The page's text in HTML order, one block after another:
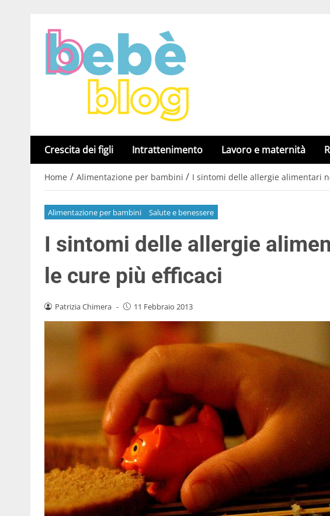
Crescita dei figli Intrattenimento Lavoro e maternità
Home / Alimentazione per bambini / I sintomi delle allergie alimentari
Alimentazione per bambini Salute e benessere
I sintomi delle allergie
le cure più efficaci
Patrizia Chimera - 11 Febbraio 2013